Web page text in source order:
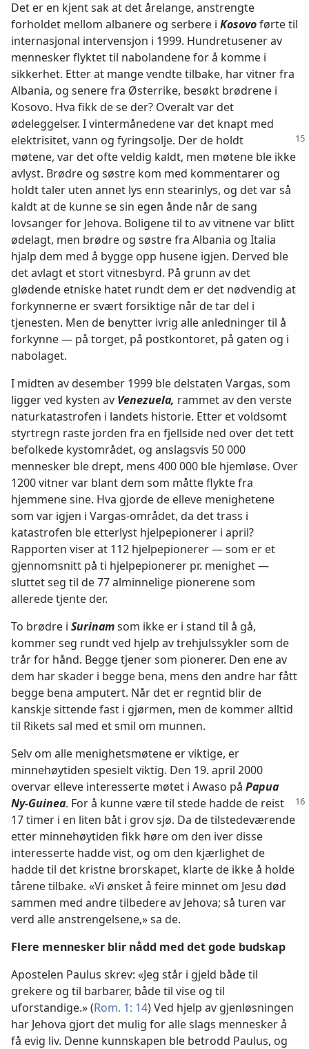
Det er en kjent sak at det årelange, anstrengte
forholdet mellom albanere og serbere i Kosovoførte til
internasjonal intervensjon i 1999. Hundretusener av
mennesker flyktet til nabolandene for å komme i
sikkerhet. Etter at mange vendte tilbake, har vitner fra
Albania, og senere fra Østerrike, besøkt brødrene i
Kosovo. Hva fikk de se der? Overalt var det
ødeleggelser. I vintermånedene var det knapt med
elektrisitet, vann og fyringsolje. Der de holdt
møtene, var det ofte veldig kaldt, men møtene ble ikke
avlyst. Brødre og søstre kom med kommentarer og
holdt taler uten annet lys enn stearinlys, og det var så
kaldt at de kunne se sin egen ånde når de sang
lovsanger for Jehova. Boligene til to av vitnene var blitt
ødelagt, men brødre og søstre fra Albania og Italia
hjalp dem med å bygge opp husene igjen. Derved ble
det avlagt et stort vitnesbyrd. På grunn av det
glødende etniske hatet rundt dem er det nødvendig at
forkynnerne er svært forsiktige når de tar del i
tjenesten. Men de benytter ivrig alle anledninger til å
forkynne — på torget, på postkontoret, på gaten og i
nabolaget.
I midten av desember 1999 ble delstaten Vargas, som
ligger ved kysten av Venezuela, rammet av den verste
naturkatastrofen i landets historie. Etter et voldsomt
styrtregn raste jorden fra en fjellside ned over det tett
befolkede kystområdet, og anslagsvis 50 000
mennesker ble drept, mens 400 000 ble hjemløse. Over
1200 vitner var blant dem som måtte flykte fra
hjemmene sine. Hva gjorde de elleve menighetene
som var igjen i Vargas-området, da det trass i
katastrofen ble etterlyst hjelpepionerer i april?
Rapporten viser at 112 hjelpepionerer — som er et
gjennomsnitt på ti hjelpepionerer pr. menighet —
sluttet seg til de 77 alminnelige pionerene som
allerede tjente der.
To brødre i Surinamsom ikke er i stand til å gå,
kommer seg rundt ved hjelp av trehjulssykler som de
trår for hånd. Begge tjener som pionerer. Den ene av
dem har skader i begge bena, mens den andre har fått
begge bena amputert. Når det er regntid blir de
kanskje sittende fast i gjørmen, men de kommer alltid
til Rikets sal med et smil om munnen.
Selv om alle menighetsmøtene er viktige, er
minnehøytiden spesielt viktig. Den 19. april 2000
overvar elleve interesserte møtet i Awaso på Papua
Ny-Guinea. For å kunne væretil stede hadde de reist
17 timer i en liten båt i grov sjø. Da de tilstedeværende
etter minnehøytiden fikk høre om den iver disse
interesserte hadde vist, og om den kjærlighet de
hadde til det kristne brorskapet, klarte de ikke å holde
tårene tilbake. «Vi ønsket å feire minnet om Jesu død
sammen med andre tilbedere av Jehova; så turen var
verd alle anstrengelsene,» sa de.
Flere mennesker blir nådd med det gode budskap
Apostelen Paulus skrev: «Jeg står i gjeld både til
grekere og til barbarer, både til vise og til
uforstandige.» (Rom. 1: 14) Ved hjelp av gjenløsningen
har Jehova gjort det mulig for alle slags mennesker å
få evig liv. Denne kunnskapen ble betrodd Paulus, og